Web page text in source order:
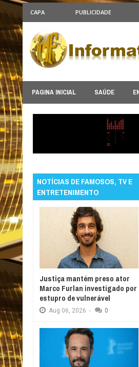
CAPA PUBLICIDADE
PAGINA INICIAL SAÚDE
NOTÍCIAS DE FAMOSOS, TV E
ENTRETENIMENTO
Justiça mantém preso ator
Marco Furlan investigado por
estupro de vulnerável
Aug 06, 2026 - 0